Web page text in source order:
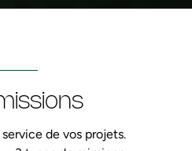
de vos projets.